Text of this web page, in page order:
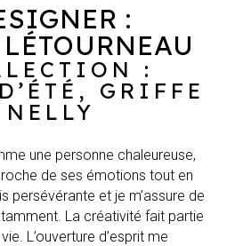
:
:
GRIFFE
NELLY
une personne chaleureuse,
de ses émotions tout en
persévérante et je m’assure de
La créativité fait partie
L’ouverture d’esprit me